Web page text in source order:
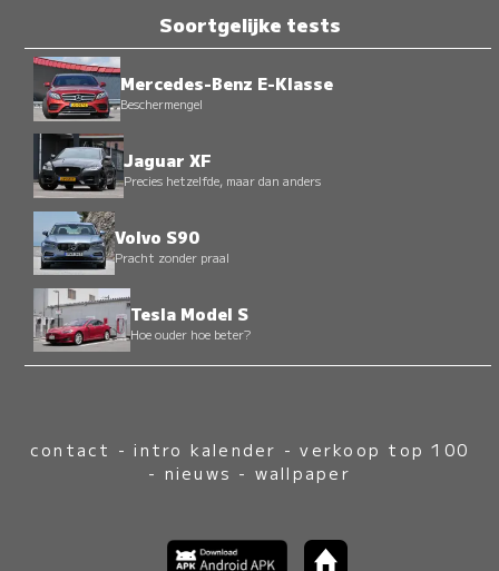
Soortgelijke tests
Mercedes-Benz E-Klasse
Beschermengel
Jaguar XF
Precies hetzelfde, maar dan anders
Volvo S90
Pracht zonder praal
Tesla Model S
Hoe ouder hoe beter?
contact -intro kalender -verkoop top 100
- nieuws - wallpaper